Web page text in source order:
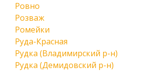
Ровно
Розваж
Ромейки
Руда-Красная
Рудка (Владимирский р-н)
Рудка (Демидовский р-н)